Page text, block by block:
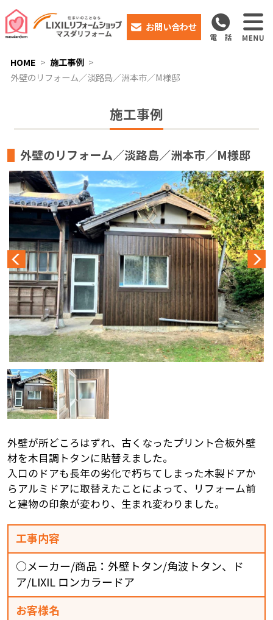
お問い合わせ
HOME
施工事例
外壁のリフォーム／淡路島／洲本市／M様邸
施工事例
外壁のリフォーム／淡路島／洲本市／M様邸
外壁が所どころはずれ、古くなったプリント合板外壁
材を木目調トタンに貼替えました。
入口のドアも長年の劣化で朽ちてしまった木製ドアか
らアルミドアに取替えたことによって、リフォーム前
と建物の印象が変わり、生まれ変わりました。
工事内容
○メーカー/商品：外壁トタン/角波トタン、ド
ア/LIXIL ロンカラードア
お客様名